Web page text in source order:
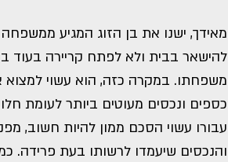
מאידך, ישנו את בן הזוג המגיע
להישאר בבית ולא לפתח קריירה בעוד
משפחתו. במקרה כזה, הוא עשוי
כספים ונכסים מעוטים ביותר לעומת
עבורו עשוי הסכם ממון להיות חשוב,
והנכסים שיעמדו לרשותו בעת פרידה.